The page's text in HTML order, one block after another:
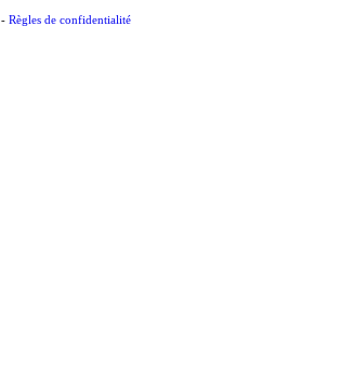
- Règles de confidentialité